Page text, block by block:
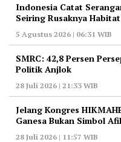
Indonesia Catat
Seiring Rusaknya Habitat
5 Agustus 2026 | 06:31 WIB
‎SMRC: 42,8 Persen
Politik Anjlok
28 Juli 2026 | 21:33 WIB
‎Jelang Kongres
Ganesa Bukan Simbol
28 Juli 2026 | 11:57 WIB